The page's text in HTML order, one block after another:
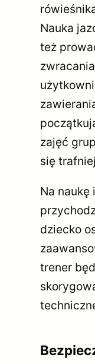
Nauka
też
zajęć
się
Na
dziecko
trener